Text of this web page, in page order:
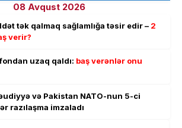
08 Avqust 2026
tək qalmaq sağlamlığa təsir edir – 2
verir?
uzaq qaldı: baş verənlər onu
və Pakistan NATO-nun 5-ci
razılaşma imzaladı